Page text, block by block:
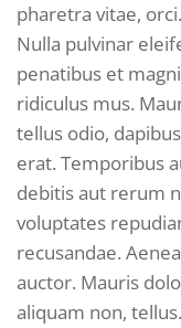
pharetra vitae,
Nulla pulvinar
penatibus et
ridiculus mus.
tellus odio,
erat. Temporibus
debitis aut rerum
voluptates
recusandae.
auctor. Mauris
aliquam non,